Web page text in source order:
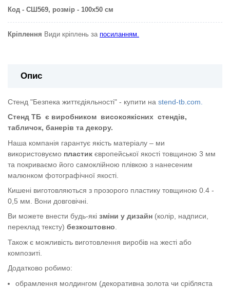
Код - СШ569, розмір - 100х50 см
Кріплення Види кріплень за посиланням.
Опис
Стенд "Безпека життєдіяльності" - купити на stend-tb.com.
Стенд ТБ є виробником високоякісних стендів,
табличок, банерів та декору.
Наша компанія гарантує якість матеріалу – ми
використовуємо пластик європейської якості товщиною 3 мм
та покриваємо його самоклійною плівкою з нанесеним
малюнком фотографічної якості.
Кишені виготовляються з прозорого пластику товщиною 0.4 -
0,5 мм. Вони довговічні.
Ви можете внести будь-які зміни у дизайн (колір, надписи,
переклад тексту) безкоштовно.
Також є можливість виготовлення виробів на жесті або
композиті.
Додатково робимо:
обрамлення молдингом (декоративна золота чи срібляста